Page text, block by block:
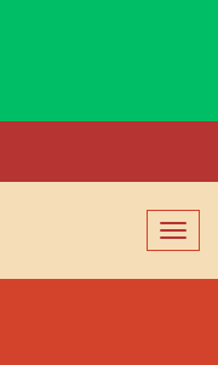
切
换
导